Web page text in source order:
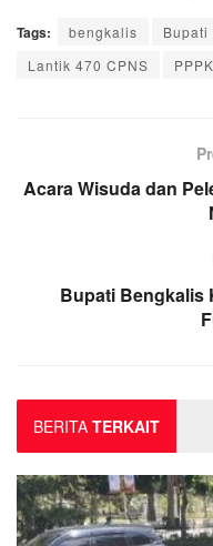
Tags: bengkalis Bupati
Lantik 470 CPNS
PPPK
Acara Wisuda dan
Bupati Bengkalis
BERITA TERKAIT